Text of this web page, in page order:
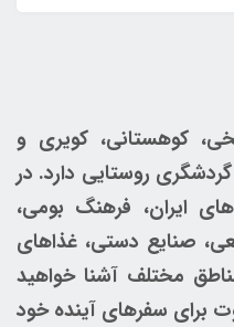
کوهستانی، کویری و
روستایی دارد. در
ایران، فرهنگ بومی،
صنایع دستی، غذاهای
مختلف آشنا خواهید
برای سفرهای آینده خود